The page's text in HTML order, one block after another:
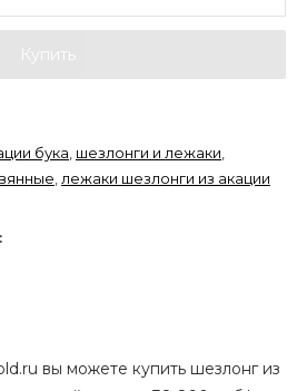
Купить
бука, шезлонги и лежаки,
,лежаки шезлонги из акации
вы можете купить шезлонг из